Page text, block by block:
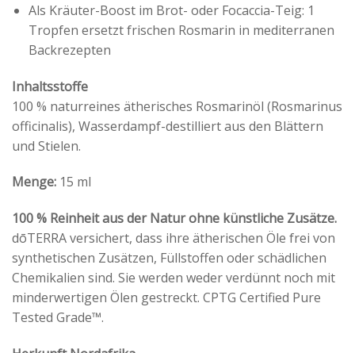
Als Kräuter-Boost im Brot- oder Focaccia-Teig: 1
Tropfen ersetzt frischen Rosmarin in mediterranen
Backrezepten
Inhaltsstoffe
100 % naturreines ätherisches Rosmarinöl (Rosmarinus
officinalis), Wasserdampf-destilliert aus den Blättern
und Stielen.
Menge: 15 ml
100 % Reinheit aus der Natur ohne künstliche Zusätze.
dōTERRA versichert, dass ihre ätherischen Öle frei von
synthetischen Zusätzen, Füllstoffen oder schädlichen
Chemikalien sind. Sie werden weder verdünnt noch mit
minderwertigen Ölen gestreckt. CPTG Certified Pure
Tested Grade™.